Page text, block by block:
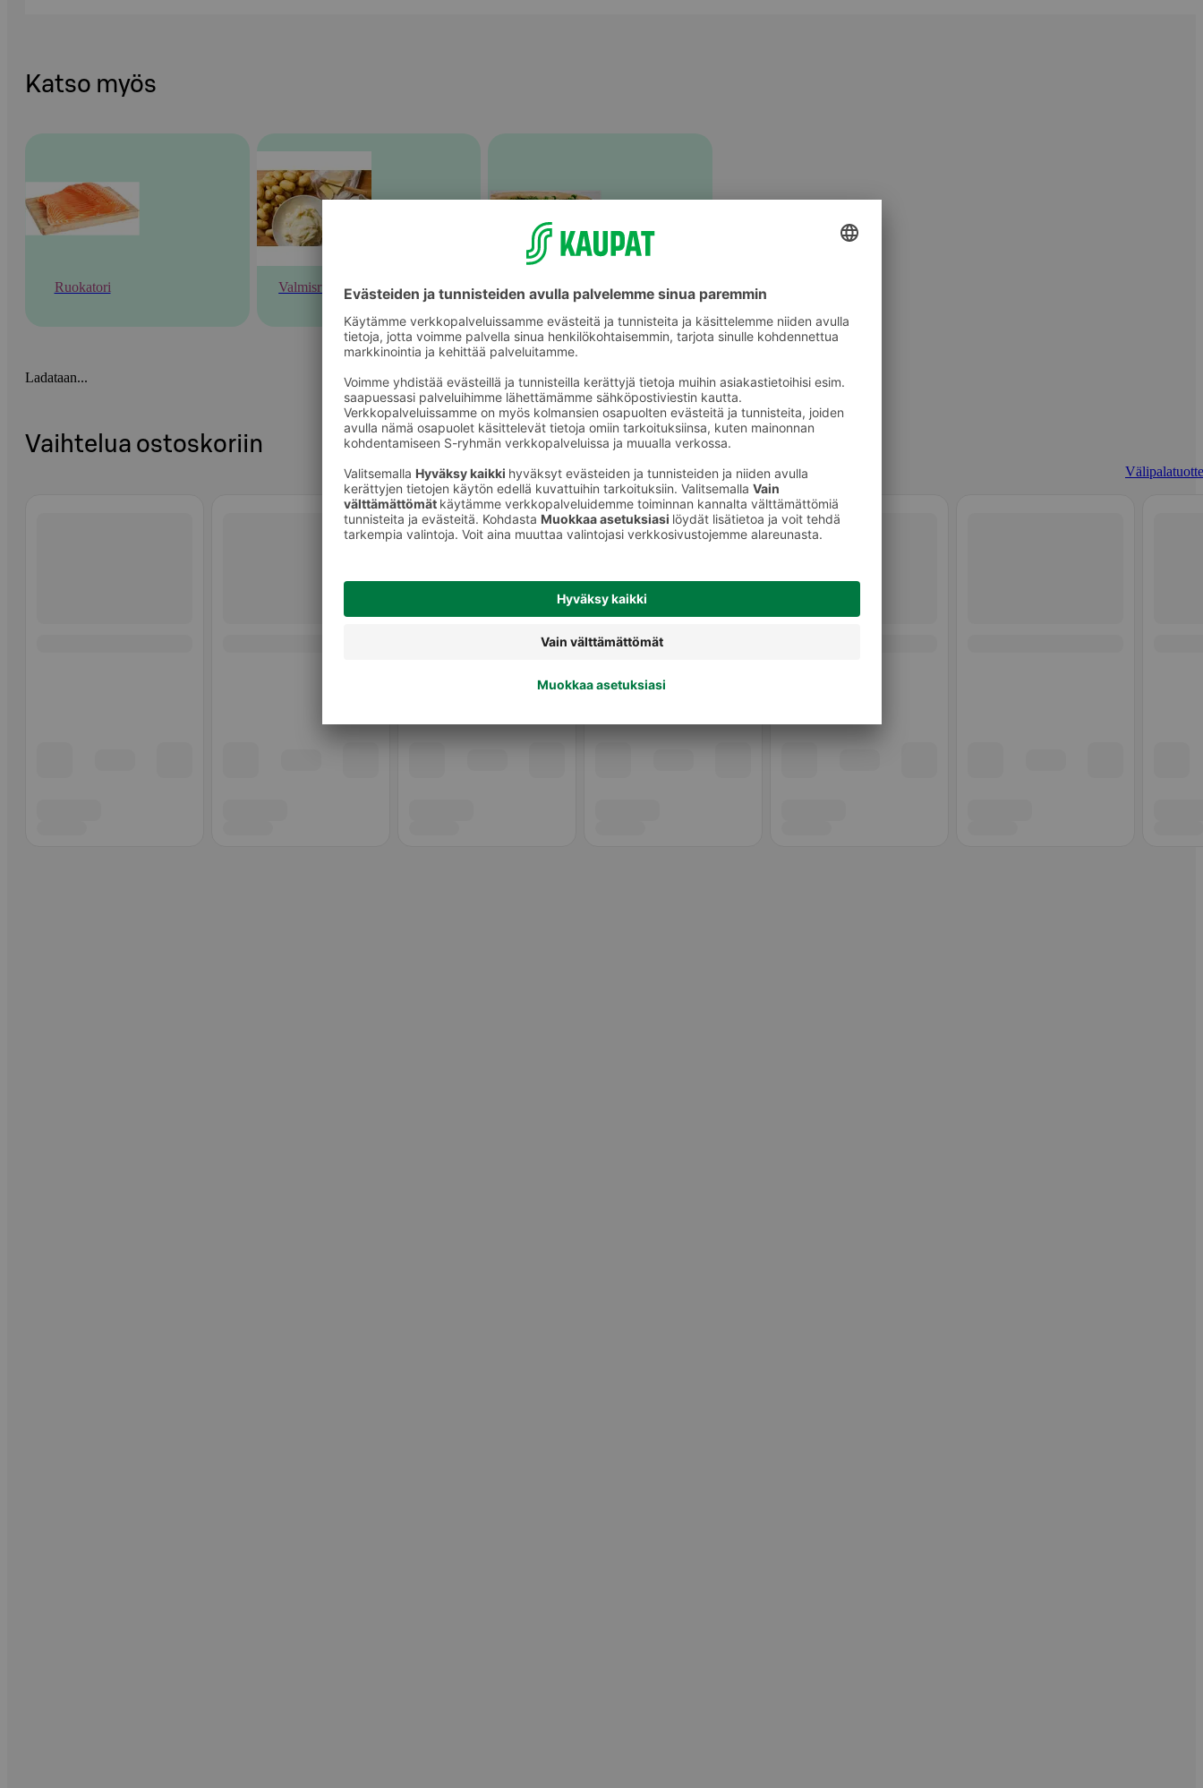
Katso myös
Ruokatori Valmisruoka Välipalatuotteet
Ladataan...
Vaihtelua ostoskoriin